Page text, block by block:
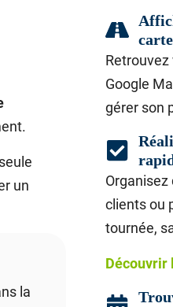
un
la
Google
gérer son
clients ou
tournée,
Découvrir